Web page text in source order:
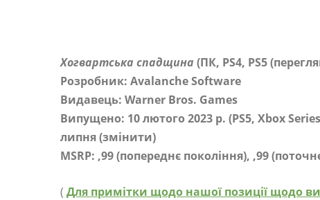
Хогвартська спадщина (ПК, PS4, PS5
Розробник: Avalanche Software
Видавець: Warner Bros. Games
Випущено: 10 лютого 2023 р. (PS5, Xbox
липня (змінити)
MSRP: ,99 (попереднє покоління), ,99
( Для примітки щодо нашої позиції щодо